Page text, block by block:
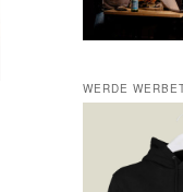
WERDE